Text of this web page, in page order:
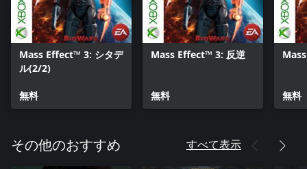
Mass Effect™ 3: シタデ
ル(2/2)
無料
Mass Effect™ 3: 反逆
無料 無料
その他のおすすめ すべて表示